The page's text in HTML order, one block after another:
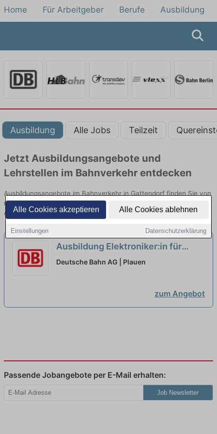
Alle Cookies akzeptieren Alle Cookies ablehnen
Einstellungen Datenschutzerklärung
Home Für Arbeitgeber Berufe Ausbildung
Ausbildung Alle Jobs Teilzeit
Jetzt Ausbildungsangebote und
Lehrstellen im Bahnverkehr entdecken
Ausbildungsangebote im Bahnverkehr in Gattendorf finden Sie von
namhaften Firmen. Entdecken Sie freie Optionen von Top-
Arbeitgebern und bewerben Sie sich noch heute.
Ausbildung Elektroniker:in für
Betriebstechnik 2027
Deutsche Bahn AG | Plauen
zum Angebot
Passende Jobangebote per E-Mail erhalten:
Job Newsletter